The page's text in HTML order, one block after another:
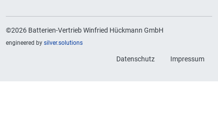
©2026 Batterien-Vertrieb Winfried Hückmann GmbH
engineered by silver.solutions
Datenschutz Impressum